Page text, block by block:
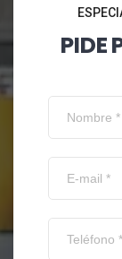
PIDE